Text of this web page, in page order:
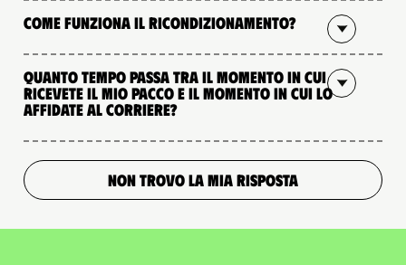
Come funziona il ricondizionamento?
Quanto tempo passa tra il momento in cui
ricevete il mio pacco e il momento in cui lo
affidate al corriere?
NON TROVO LA MIA RISPOSTA